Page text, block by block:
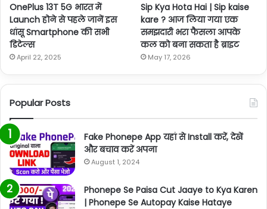
OnePlus 13T 5G भारत में
Launch होने से पहले जानें इस
धांसू Smartphone की सभी
डिटेल्स
April 22, 2025
Sip Kya Hota Hai | Sip kaise
kare ? आज लिया गया एक
समझदारी भरा फैसला आपके
कल को बना सकता है ब्राइट
May 17, 2026
Popular Posts
Fake Phonepe App यहां से Install करें, देखें
और बचाव करें अपना
August 1, 2024
Phonepe Se Paisa Cut Jaaye to Kya Karen
| Phonepe Se Autopay Kaise Hataye